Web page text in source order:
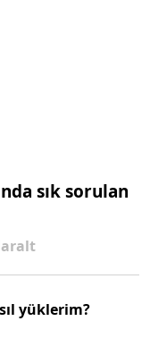
sık sorulan
yüklerim?